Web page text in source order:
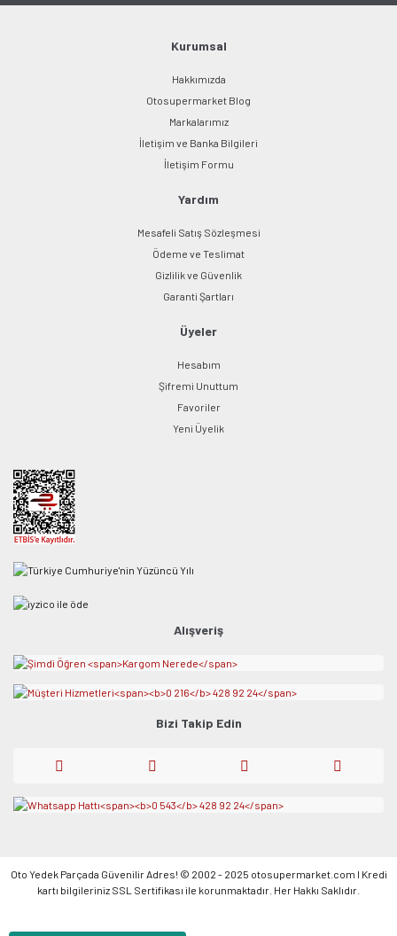
Bu ürüne benzer farklı alternatifler olmalı.
Gönder
Kurumsal
Hakkımızda
Otosupermarket Blog
Markalarımız
İletişim ve Banka Bilgileri
İletişim Formu
Yardım
Mesafeli Satış Sözleşmesi
Ödeme ve Teslimat
Gizlilik ve Güvenlik
Garanti Şartları
Üyeler
Hesabım
Şifremi Unuttum
Favoriler
Yeni Üyelik
Alışveriş
Bizi Takip Edin
Oto Yedek Parçada Güvenilir Adres! © 2002 - 2025 otosupermarket.com l Kredi
kartı bilgileriniz SSL Sertifikası ile korunmaktadır. Her Hakkı Saklıdır.